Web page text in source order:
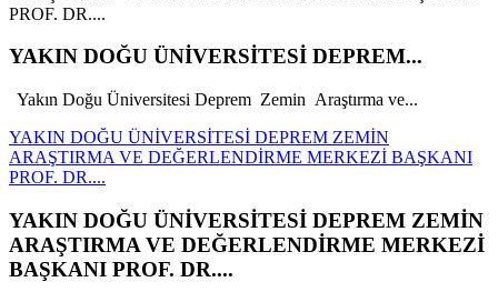
YAKIN DOĞU ÜNİVERSİTESİ DEPREM...
Yakın Doğu Üniversitesi Deprem Zemin Araştırma ve...
YAKIN DOĞU ÜNİVERSİTESİ DEPREM ZEMİN
ARAŞTIRMA VE DEĞERLENDİRME MERKEZİ BAŞKANI
PROF. DR....
YAKIN DOĞU ÜNİVERSİTESİ DEPREM ZEMİN
ARAŞTIRMA VE DEĞERLENDİRME MERKEZİ
BAŞKANI PROF. DR....